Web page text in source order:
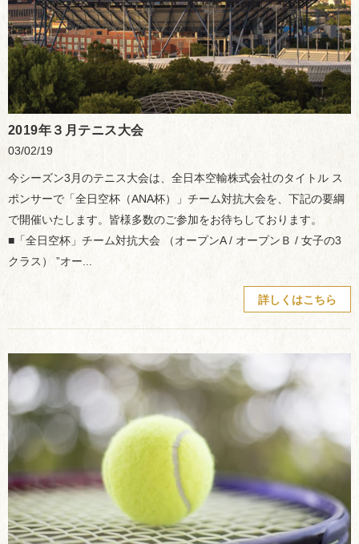
2019年３月テニス大会
03/02/19
今シーズン3月のテニス大会は、全日本空輸株式会社のタイトル ス
ポンサーで「全日空杯（ANA杯）」チーム対抗大会を、下記の要綱
で開催いたします。皆様多数のご参加をお待ちしております。
■「全日空杯」チーム対抗大会 （オープンA / オープンＢ / 女子の3
クラス） ”オー...
詳しくはこちら